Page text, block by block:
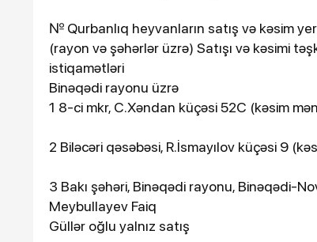
№ Qurbanlıq heyvanların satış və kəsim
(rayon və şəhərlər üzrə) Satışı və kəsimi
istiqamətləri
Binəqədi rayonu üzrə
1 8-ci mkr, C.Xəndan küçəsi 52C (kəsim
2 Biləcəri qəsəbəsi, R.İsmayılov küçəsi 9
3 Bakı şəhəri, Binəqədi rayonu, Binəqədi-
Meybullayev Faiq
Güllər oğlu yalnız satış